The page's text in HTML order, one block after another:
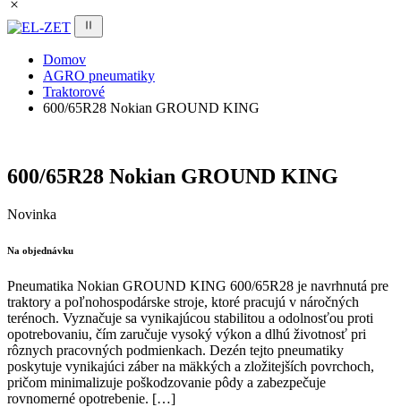
Domov
AGRO pneumatiky
Traktorové
600/65R28 Nokian GROUND KING
600/65R28 Nokian GROUND KING
Novinka
Na objednávku
Pneumatika Nokian GROUND KING 600/65R28 je navrhnutá pre
traktory a poľnohospodárske stroje, ktoré pracujú v náročných
terénoch. Vyznačuje sa vynikajúcou stabilitou a odolnosťou proti
opotrebovaniu, čím zaručuje vysoký výkon a dlhú životnosť pri
rôznych pracovných podmienkach. Dezén tejto pneumatiky
poskytuje vynikajúci záber na mäkkých a zložitejších povrchoch,
pričom minimalizuje poškodzovanie pôdy a zabezpečuje
rovnomerné opotrebenie. […]